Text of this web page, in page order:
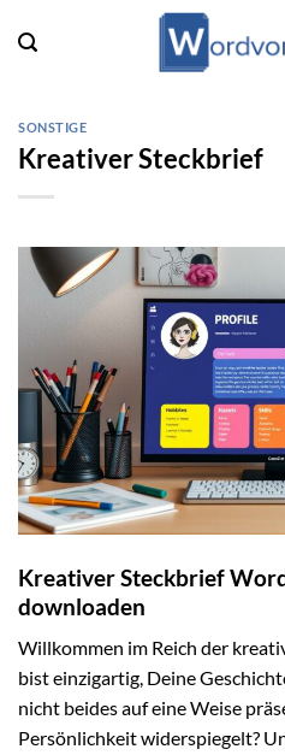
Inhalt
SONSTIGE
Kreativer Steckbrief
Kreativer Steckbrief
downloaden
Willkommen im Reich der
bist einzigartig, Deine
nicht beides auf eine Weise
Persönlichkeit widerspiegelt?